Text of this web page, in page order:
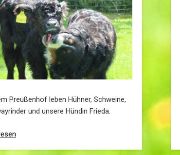
Preußenhof leben Hühner, Schweine,
und unsere Hündin Frieda.